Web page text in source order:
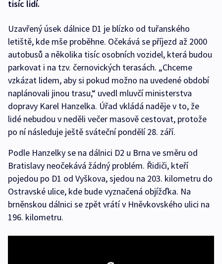
tisíc lidí.
Uzavřený úsek dálnice D1 je blízko od tuřanského
letiště, kde mše proběhne. Očekává se příjezd až 2000
autobusů a několika tisíc osobních vozidel, která budou
parkovat i na tzv. černovických terasách. „Chceme
vzkázat lidem, aby si pokud možno na uvedené období
naplánovali jinou trasu,“ uvedl mluvčí ministerstva
dopravy Karel Hanzelka. Úřad vkládá naděje v to, že
lidé nebudou v neděli večer masově cestovat, protože
po ní následuje ještě sváteční pondělí 28. září.
Podle Hanzelky se na dálnici D2 u Brna ve směru od
Bratislavy neočekává žádný problém. Řidiči, kteří
pojedou po D1 od Vyškova, sjedou na 203. kilometru do
Ostravské ulice, kde bude vyznačená objížďka. Na
brněnskou dálnici se zpět vrátí v Hněvkovského ulici na
196. kilometru.